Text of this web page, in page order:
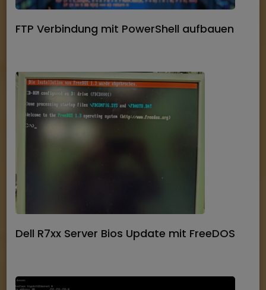
FTP Verbindung mit PowerShell aufbauen
Dell R7xx Server Bios Update mit FreeDOS